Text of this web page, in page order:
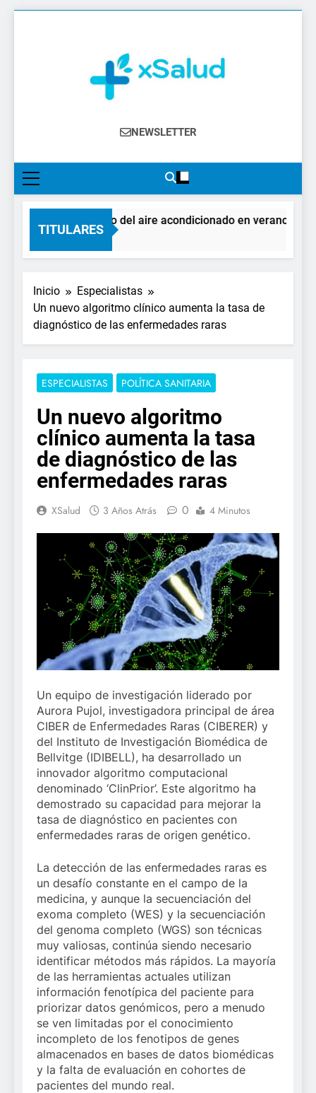
XSalud
Noticias Del Sector Salud. Congresos Y
Farmacéutica, Atención Primaria,
Especialistas, Farmacia, Etc…
NEWSLETTER
TITULARES
El impacto del aire acondicionado en verano:
2 Días Atrás
Inicio
Especialistas
Un nuevo algoritmo clínico aumenta la tasa de
diagnóstico de las enfermedades raras
ESPECIALISTAS POLÍTICA SANITARIA
Un nuevo algoritmo
clínico aumenta la tasa
de diagnóstico de las
enfermedades raras
XSalud 3 Años Atrás 0 4 Minutos
Un equipo de investigación liderado por
Aurora Pujol, investigadora principal de área
CIBER de Enfermedades Raras (CIBERER) y
del Instituto de Investigación Biomédica de
Bellvitge (IDIBELL), ha desarrollado un
innovador algoritmo computacional
denominado ‘ClinPrior’. Este algoritmo ha
demostrado su capacidad para mejorar la
tasa de diagnóstico en pacientes con
enfermedades raras de origen genético.
La detección de las enfermedades raras es
un desafío constante en el campo de la
medicina, y aunque la secuenciación del
exoma completo (WES) y la secuenciación
del genoma completo (WGS) son técnicas
muy valiosas, continúa siendo necesario
identificar métodos más rápidos. La mayoría
de las herramientas actuales utilizan
información fenotípica del paciente para
priorizar datos genómicos, pero a menudo
se ven limitadas por el conocimiento
incompleto de los fenotipos de genes
almacenados en bases de datos biomédicas
y la falta de evaluación en cohortes de
pacientes del mundo real.